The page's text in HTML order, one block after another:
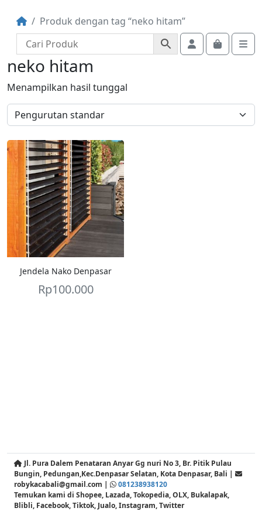
Produk dengan tag “neko hitam”
AccountCart
neko hitam
Menampilkan hasil tunggal
Jendela Nako Denpasar
Rp100.000
Jl. Pura Dalem Penataran Anyar Gg nuri No 3, Br. Pitik Pulau
Bungin, Pedungan,Kec.Denpasar Selatan, Kota Denpasar, Bali |
robykacabali@gmail.com |
081238938120
Temukan kami di Shopee, Lazada, Tokopedia, OLX, Bukalapak,
Blibli, Facebook, Tiktok, Jualo, Instagram, Twitter